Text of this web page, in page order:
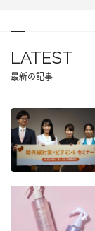
LATEST
最新の記事